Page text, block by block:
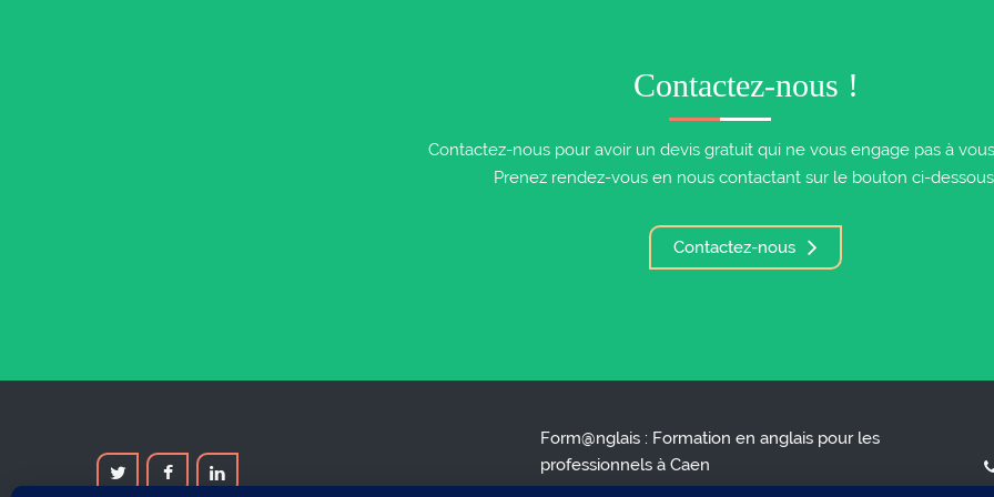
Contactez-nous !
Contactez-nous pour avoir un devis gratuit qui ne vous engage pas à
Prenez rendez-vous en nous contactant sur le bouton ci-
Contactez-nous
Form@nglais : Formation en anglais pour les
professionnels à Caen